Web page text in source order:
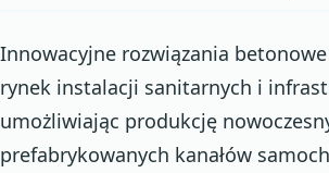
Innowacyjne rozwiązania
rynek instalacji sanitarnych i
umożliwiając produkcję
prefabrykowanych kanałów